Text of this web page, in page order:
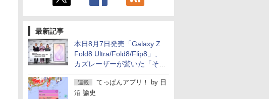
最新記事
本日8月7日発売「Galaxy Z
Fold8 Ultra/Fold8/Flip8」、
カズレーザーが驚いた「そば
屋のメニュー並みの薄さ」
連載 てっぱんアプリ！ by 日
沼 諭史